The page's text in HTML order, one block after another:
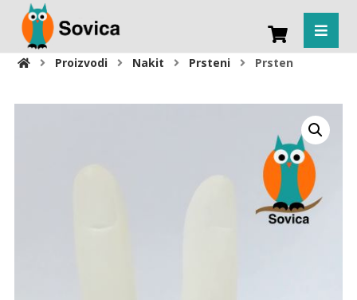
Proizvodi Nakit Prsteni Prsten